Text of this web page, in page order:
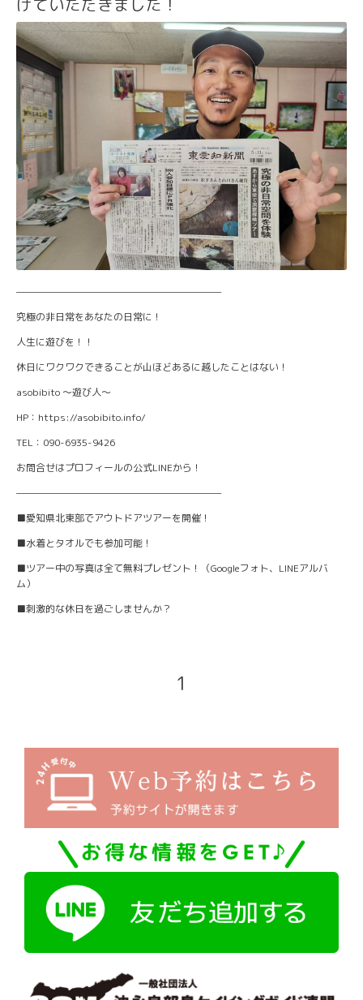
げていただきました！
———————————————————————
究極の非日常をあなたの日常に！
人生に遊びを！！
休日にワクワクできることが山ほどあるに越したことはない！
asobibito ～遊び人～
HP：https://asobibito.info/
TEL：090-6935-9426
お問合せはプロフィールの公式LINEから！
———————————————————————
■愛知県北東部でアウトドアツアーを開催！
■水着とタオルでも参加可能！
■ツアー中の写真は全て無料プレゼント！（Googleフォト、LINEアルバ
ム）
■刺激的な休日を過ごしませんか？
1